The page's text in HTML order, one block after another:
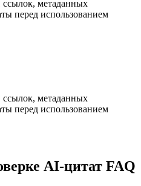
ссылок, метаданных
перед использованием
ссылок, метаданных
перед использованием
AI-цитат FAQ